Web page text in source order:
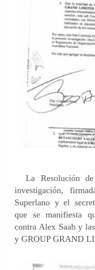
La Resolución de
investigación,
Superlano y el
que se manifiesta
contra Alex Saab y las
y GROUP GRAND